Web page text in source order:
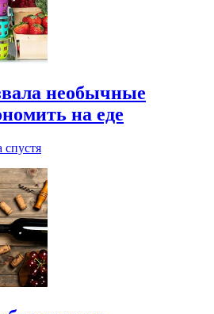
необычные
на еде
спустя